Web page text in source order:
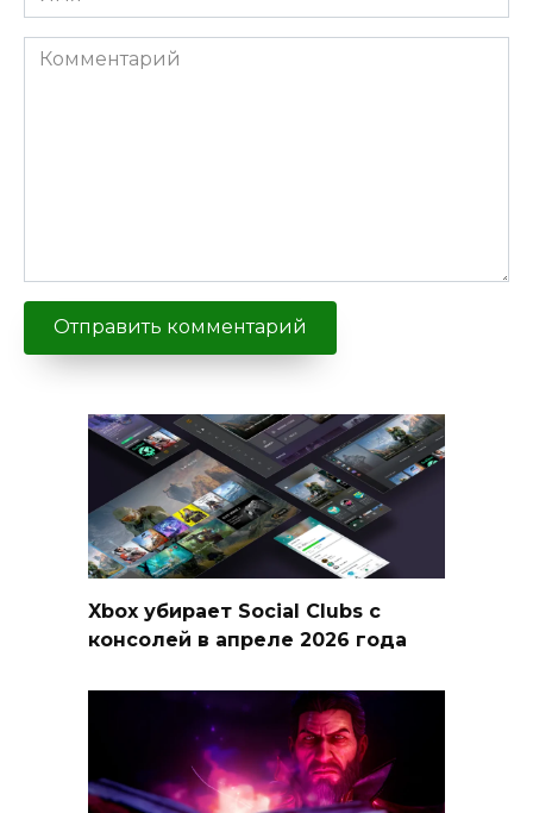
Комментарий
Xbox убирает Social Clubs с
консолей в апреле 2026 года